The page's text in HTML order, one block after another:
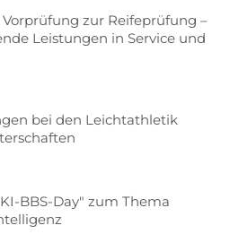
zur Reifeprüfung –
Leistungen in Service und
bei den Leichtathletik
BBS-Day" zum Thema